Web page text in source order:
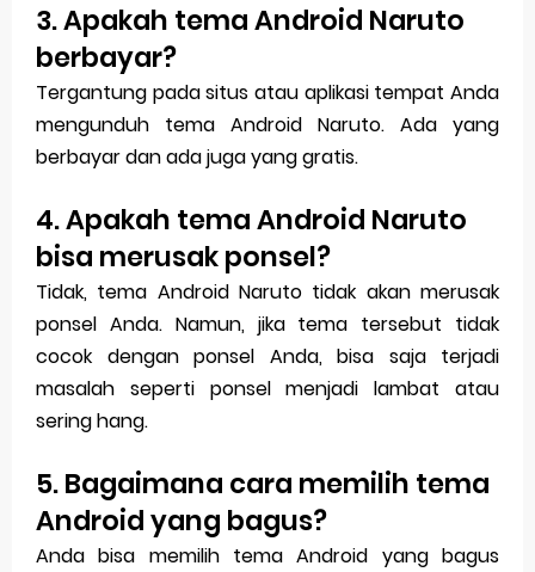
3. Apakah tema Android Naruto
berbayar?
Tergantung pada situs atau aplikasi tempat Anda
mengunduh tema Android Naruto. Ada yang
berbayar dan ada juga yang gratis.
4. Apakah tema Android Naruto
bisa merusak ponsel?
Tidak, tema Android Naruto tidak akan merusak
ponsel Anda. Namun, jika tema tersebut tidak
cocok dengan ponsel Anda, bisa saja terjadi
masalah seperti ponsel menjadi lambat atau
sering hang.
5. Bagaimana cara memilih tema
Android yang bagus?
Anda bisa memilih tema Android yang bagus